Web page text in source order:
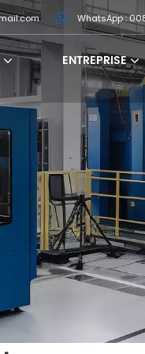
WhatsApp :
ENTREPRISE